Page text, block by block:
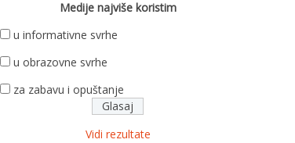
Medije najviše koristim
u informativne svrhe
u obrazovne svrhe
za zabavu i opuštanje
Vidi rezultate